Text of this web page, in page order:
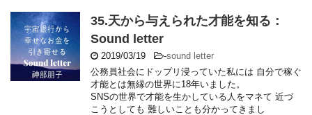
35.天から与えられた才能を知る：
Sound letter
2019/03/19 -sound letter
公務員社会にドップリ浸っていた私には 自分で稼ぐ
才能とは無縁の世界に18年いました。
SNSの世界で才能を生かしている人をマネて 近づ
こうとしても 難しいことも分かってきまし